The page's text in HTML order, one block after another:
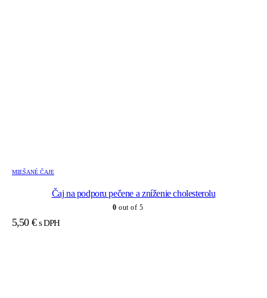
MIEŠANÉ ČAJE
Čaj na podporu pečene a zníženie cholesterolu
0 out of 5
5,50 € s DPH